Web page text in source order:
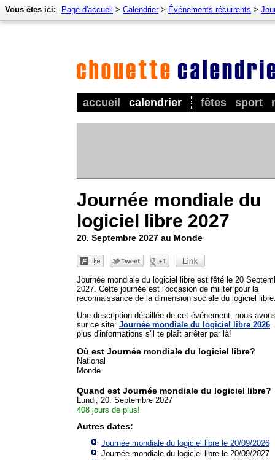
accueil calendrier fêtes sport
Vous êtes ici: Page d'accueil > Calendrier> Événements récurrents >
Journée mondiale du
logiciel libre 2027
20. Septembre 2027 au Monde
Journée mondiale du logiciel libre est fêté le 20
2027. Cette journée est l'occasion de militer pour la
reconnaissance de la dimension sociale du logiciel
Une description détaillée de cet événement, nous
sur ce site: Journée mondiale du logiciel libre 2026
plus d'informations s'il te plaît arrêter par là!
Où est Journée mondiale du logiciel libre?
National
Monde
Quand est Journée mondiale du logiciel libre?
Lundi, 20. Septembre 2027
408 jours de plus!
Autres dates:
Journée mondiale du logiciel libre le 20/09/2026
Journée mondiale du logiciel libre le 20/09/2027